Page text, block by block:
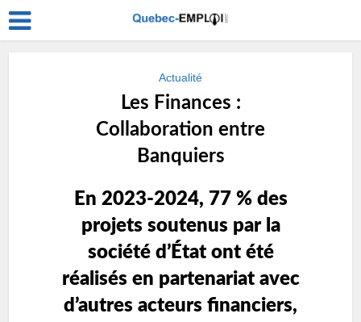
Actualité
Les Finances :
Collaboration entre
Banquiers
En 2023-2024, 77 % des
projets soutenus par la
société d’État ont été
réalisés en partenariat avec
d’autres acteurs financiers,